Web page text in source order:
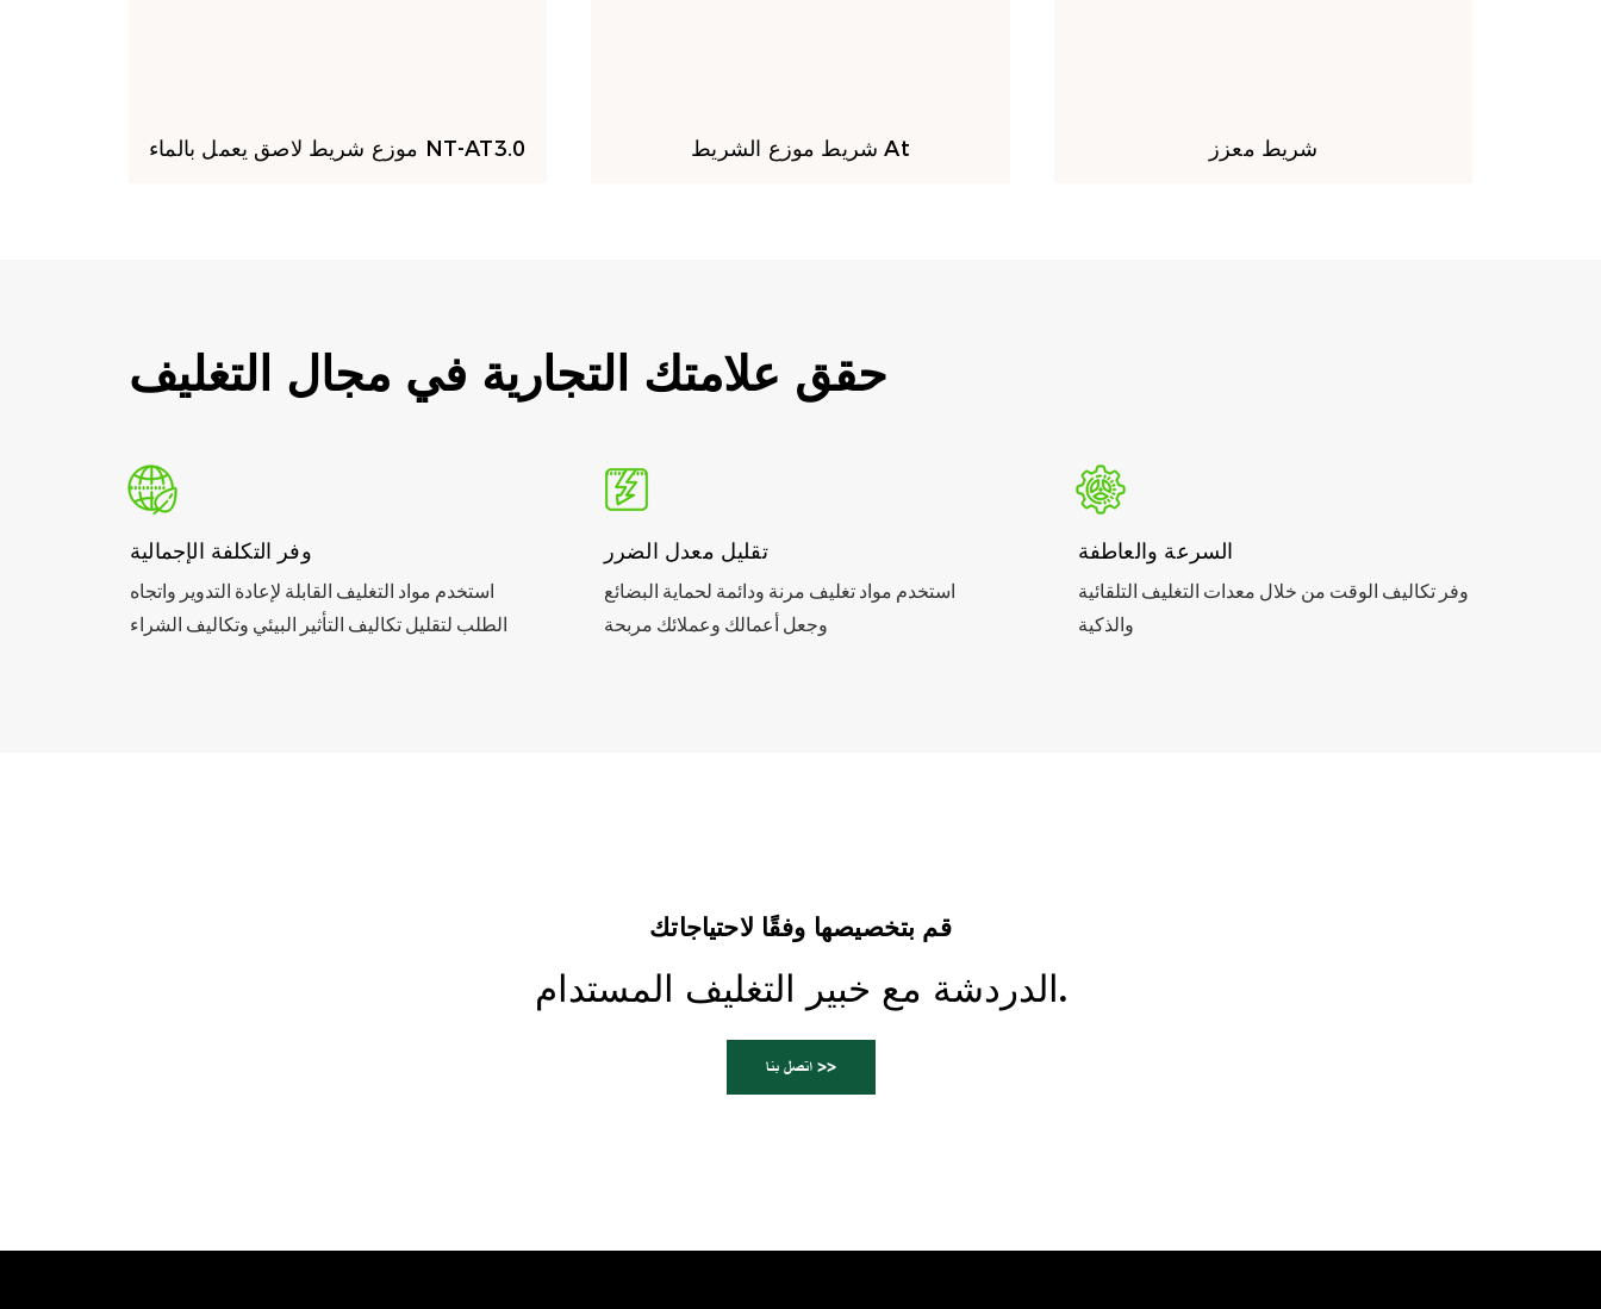
موزع شريط لاصق يعمل بالماء NT-AT3.0 شريط موزع الشريط At شريط معزز
حقق علامتك التجارية في مجال التغليف
وفر التكلفة الإجمالية
استخدم مواد التغليف القابلة لإعادة التدوير واتجاه
الطلب لتقليل تكاليف التأثير البيئي وتكاليف الشراء
تقليل معدل الضرر
استخدم مواد تغليف مرنة ودائمة لحماية البضائع
وجعل أعمالك وعملائك مربحة
السرعة والعاطفة
وفر تكاليف الوقت من خلال معدات التغليف التلقائية
والذكية
قم بتخصيصها وفقًا لاحتياجاتك
الدردشة مع خبير التغليف المستدام.
اتصل بنا >>